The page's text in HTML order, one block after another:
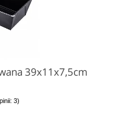
39x11x7,5cm
3)